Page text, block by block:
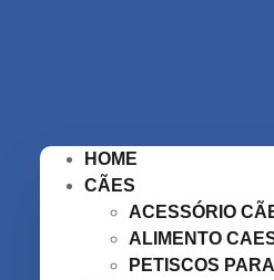
HOME
CÃES
ACESSÓRIO
ALIMENTO
PETISCOS